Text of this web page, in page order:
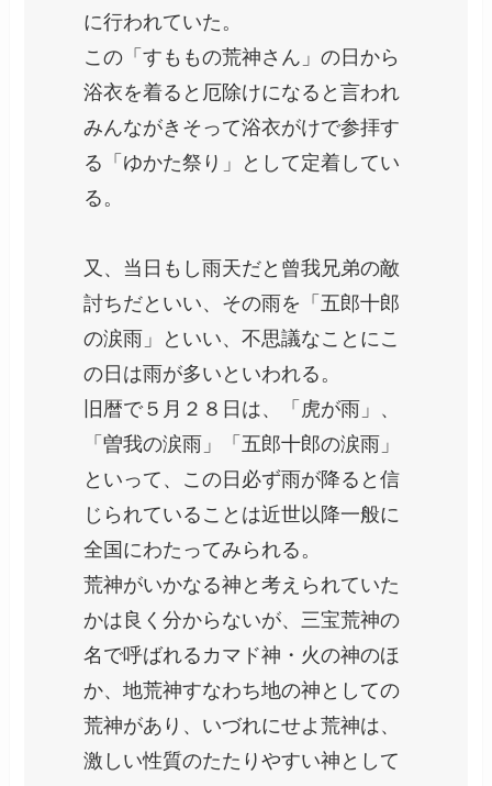
に行われていた。
この「すももの荒神さん」の日から
浴衣を着ると厄除けになると言われ
みんながきそって浴衣がけで参拝す
る「ゆかた祭り」として定着してい
る。
又、当日もし雨天だと曾我兄弟の敵
討ちだといい、その雨を「五郎十郎
の涙雨」といい、不思議なことにこ
の日は雨が多いといわれる。
旧暦で５月２８日は、「虎が雨」、
「曽我の涙雨」「五郎十郎の涙雨」
といって、この日必ず雨が降ると信
じられていることは近世以降一般に
全国にわたってみられる。
荒神がいかなる神と考えられていた
かは良く分からないが、三宝荒神の
名で呼ばれるカマド神・火の神のほ
か、地荒神すなわち地の神としての
荒神があり、いづれにせよ荒神は、
激しい性質のたたりやすい神として